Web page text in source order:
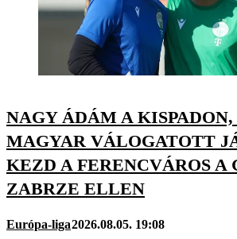
NAGY ÁDÁM A
MAGYAR VÁLOGATOTT
KEZD A FERENCVÁROS A
ZABRZE ELLEN
Európa-liga2026.08.05. 19:08